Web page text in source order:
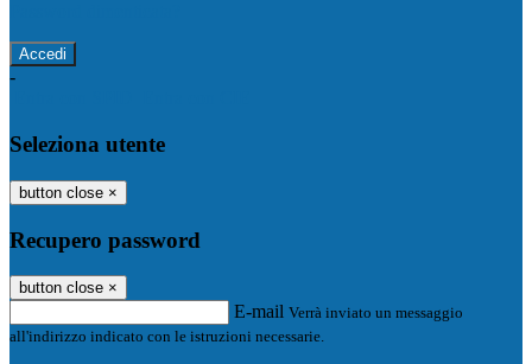
-
Seleziona utente
button close ×
Recupero password
button close ×
E-mail Verrà inviato un messaggio
all'indirizzo indicato con le istruzioni necessarie.